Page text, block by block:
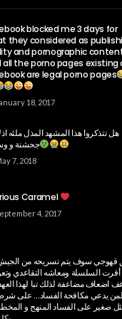
blocked me 3 days for
they considered as
and pornographic
all the porno pages existing
are legal porno pages
18, 2017
هل تتذكروا هذا المشهد المذل ملئه
جحشنة و
7, 2018
Caramel
4, 2017
قهوجي سوف يتم تسريحه من
السلسلة ومعاشه التقاعدي
اضعاف مضاعفة لذلك تبا لهذا العهد
لمن يدعي مكافحة الفساد… على
صغير على الفساد المنهج و